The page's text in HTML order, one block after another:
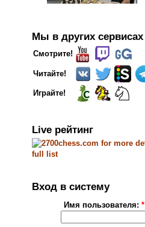
Мы в других сервисах
Смотрите!
Читайте!
Играйте!
Live рейтинг
Вход в систему
Имя пользователя:*